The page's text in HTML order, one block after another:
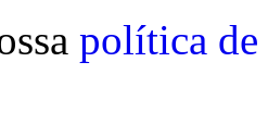
política de